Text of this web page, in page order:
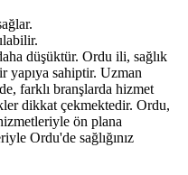
düşüktür. Ordu ili, sağlık
yapıya sahiptir. Uzman
farklı branşlarda hizmet
dikkat çekmektedir. Ordu,
ön plana
Ordu'de sağlığınız